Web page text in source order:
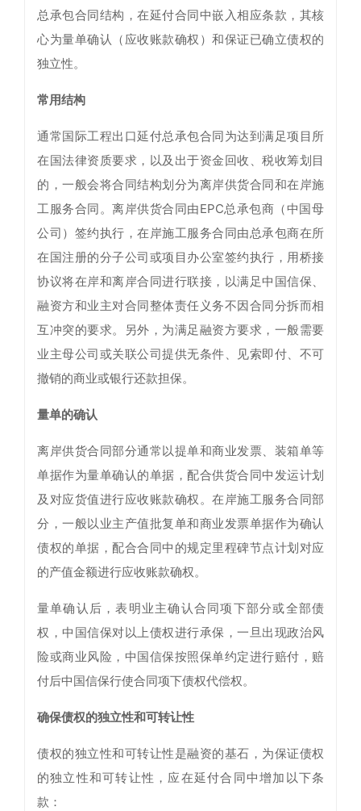
总承包合同结构，在延付合同中嵌入相应条款，其核
心为量单确认（应收账款确权）和保证已确立债权的
独立性。
常用结构
通常国际工程出口延付总承包合同为达到满足项目所
在国法律资质要求，以及出于资金回收、税收筹划目
的，一般会将合同结构划分为离岸供货合同和在岸施
工服务合同。离岸供货合同由EPC总承包商（中国母
公司）签约执行，在岸施工服务合同由总承包商在所
在国注册的分子公司或项目办公室签约执行，用桥接
协议将在岸和离岸合同进行联接，以满足中国信保、
融资方和业主对合同整体责任义务不因合同分拆而相
互冲突的要求。另外，为满足融资方要求，一般需要
业主母公司或关联公司提供无条件、见索即付、不可
撤销的商业或银行还款担保。
量单的确认
离岸供货合同部分通常以提单和商业发票、装箱单等
单据作为量单确认的单据，配合供货合同中发运计划
及对应货值进行应收账款确权。在岸施工服务合同部
分，一般以业主产值批复单和商业发票单据作为确认
债权的单据，配合合同中的规定里程碑节点计划对应
的产值金额进行应收账款确权。
量单确认后，表明业主确认合同项下部分或全部债
权，中国信保对以上债权进行承保，一旦出现政治风
险或商业风险，中国信保按照保单约定进行赔付，赔
付后中国信保行使合同项下债权代偿权。
确保债权的独立性和可转让性
债权的独立性和可转让性是融资的基石，为保证债权
的独立性和可转让性，应在延付合同中增加以下条
款：